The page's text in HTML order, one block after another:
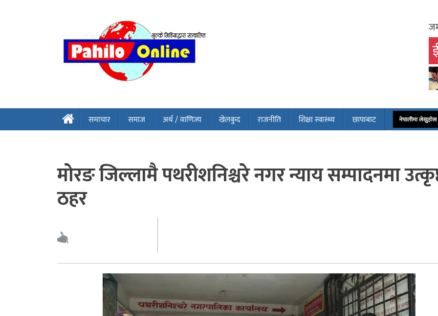
समाचार समाज अर्थ / वाणिज्य खेलकुद राजनीति शिक्षा स्वास्थ्य छापाबाट नेपालीमा
मोरङ जिल्लामै पथरीशनिश्चरे नगर न्याय सम्पादनमा
ठहर